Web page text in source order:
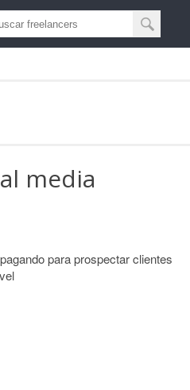
media
para prospectar clientes